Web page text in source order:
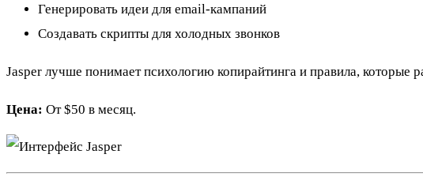
Генерировать идеи для email-кампаний
Создавать скрипты для холодных звонков
Jasper лучше понимает психологию копирайтинга и правила, которые
Цена: От $50 в месяц.